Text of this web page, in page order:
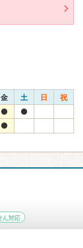
金 土 日 祝
ん対応